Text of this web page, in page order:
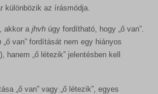
különbözik az írásmódja.
akkor a jhvh úgy fordítható, hogy „ő van”.
„ő van” fordítását nem egy hiányos
hanem „ő létezik” jelentésben kell
„ő van” vagy „ő létezik”, egyes